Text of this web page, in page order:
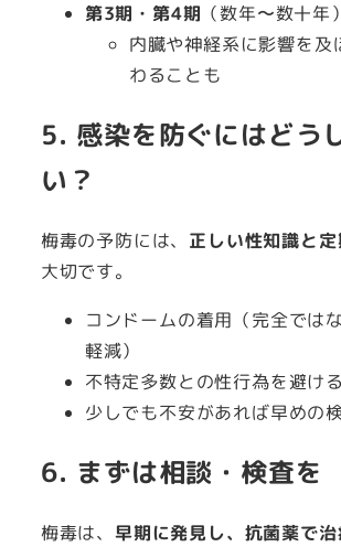
第3期・第4期 （数年〜数十年）
内臓や神経系に影響を及
わることも
5. 感染を防ぐにはどう
い？
梅毒の予防には、 正しい性知識と
大切です。
コンドームの着用（完全では
軽減）
不特定多数との性行為を避ける
少しでも不安があれば早めの
6. まずは相談・検査を
梅毒は、 早期に発見し、抗菌薬で